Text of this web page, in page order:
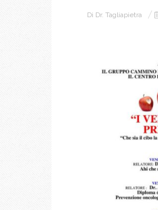
Di Dr. Tagliapietra